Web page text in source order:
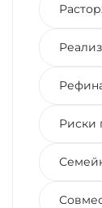
Риски